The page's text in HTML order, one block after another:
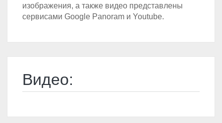
изображения, а также видео представлены
сервисами Google Panoram и Youtube.
Видео: